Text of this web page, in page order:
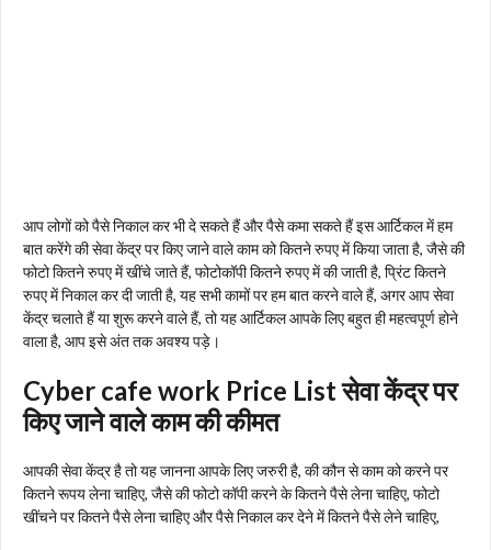
आप लोगों को पैसे निकाल कर भी दे सकते हैं और पैसे कमा सकते हैं इस आर्टिकल में हम
बात करेंगे की सेवा केंद्र पर किए जाने वाले काम को कितने रुपए में किया जाता है, जैसे की
फोटो कितने रुपए में खींचे जाते हैं, फोटोकॉपी कितने रुपए में की जाती है, प्रिंट कितने
रुपए में निकाल कर दी जाती है, यह सभी कामों पर हम बात करने वाले हैं, अगर आप सेवा
केंद्र चलाते हैं या शुरू करने वाले हैं, तो यह आर्टिकल आपके लिए बहुत ही महत्वपूर्ण होने
वाला है, आप इसे अंत तक अवश्य पड़े।
Cyber cafe work Price List सेवा केंद्र पर
किए जाने वाले काम की कीमत
आपकी सेवा केंद्र है तो यह जानना आपके लिए जरुरी है, की कौन से काम को करने पर
कितने रूपय लेना चाहिए, जैसे की फोटो कॉपी करने के कितने पैसे लेना चाहिए, फोटो
खींचने पर कितने पैसे लेना चाहिए और पैसे निकाल कर देने में कितने पैसे लेने चाहिए,